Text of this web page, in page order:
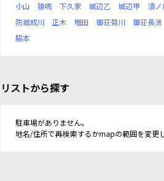
小山
猿鳴 下久家 城辺乙 城辺甲 須ノ
防城成川
正木 増田 御荘菊川 御荘長洲
脇本
リストから探す
駐車場がありません。
地名/住所で再検索するかmapの範囲を変更